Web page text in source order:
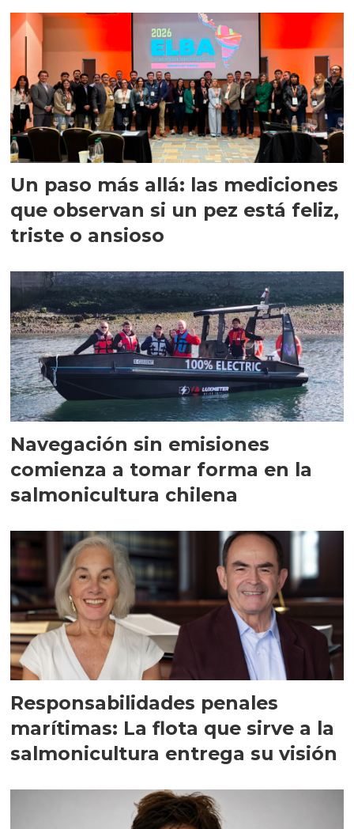
Un paso más allá: las mediciones
que observan si un pez está feliz,
triste o ansioso
Navegación sin emisiones
comienza a tomar forma en la
salmonicultura chilena
Responsabilidades penales
marítimas: La flota que sirve a la
salmonicultura entrega su visión